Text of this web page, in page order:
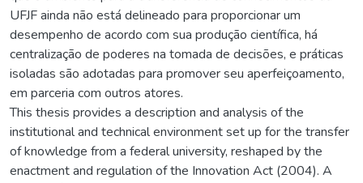
UFJF ainda não está delineado para proporcionar um
desempenho de acordo com sua produção científica, há
centralização de poderes na tomada de decisões, e práticas
isoladas são adotadas para promover seu aperfeiçoamento,
em parceria com outros atores.
This thesis provides a description and analysis of the
institutional and technical environment set up for the transfer
of knowledge from a federal university, reshaped by the
enactment and regulation of the Innovation Act (2004). A